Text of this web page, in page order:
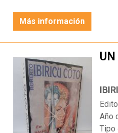
Más información
Año
Tipo